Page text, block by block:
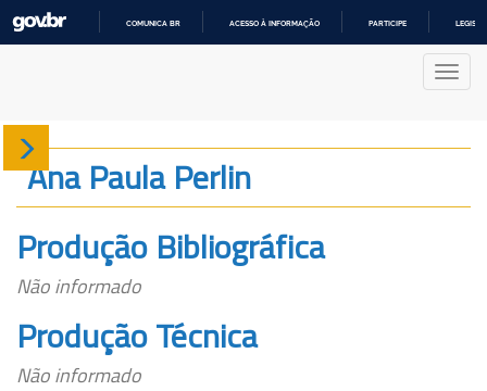
COMUNICA BR ACESSO À INFORMAÇÃO PARTICIPE
Sobre
Produção
Projetos
Gráficos
Ana Paula Perlin
Produção Bibliográfica
Não informado
Produção Técnica
Não informado